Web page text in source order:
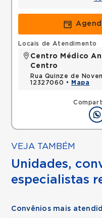
Locais de Atendimento
Centro Médico
Centro
Rua Quinze de
12327060 •
Mapa
VEJA TAMBÉM
Unidades,
especialistas
Convênios mais